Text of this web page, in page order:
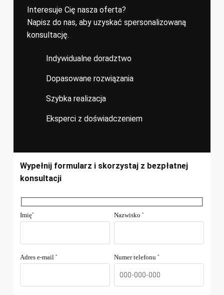
Interesuje Cię nasza oferta?
Napisz do nas, aby uzyskać spersonalizowaną
konsultację.
Indywidualne doradztwo
Dopasowane rozwiązania
Szybka realizacja
Eksperci z doświadczeniem
Wypełnij formularz i skorzystaj z bezpłatnej
konsultacji
Imię* Nazwisko *
Adres e-mail* Numer telefonu *